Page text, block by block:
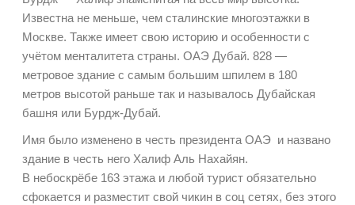
Известна не меньше, чем сталинские многоэтажки в
Москве. Также имеет свою историю и особенности с
учётом менталитета страны. ОАЭ Дубай. 828 —
метровое здание с самым большим шпилем в 180
метров высотой раньше так и называлось Дубайская
башня или Бурдж-Дубай.
Имя было изменено в честь президента ОАЭ и названо
здание в честь него Халиф Аль Нахайян.
В небоскрёбе 163 этажа и любой турист обязательно
сфокается и разместит свой чикин в соц сетях, без этого